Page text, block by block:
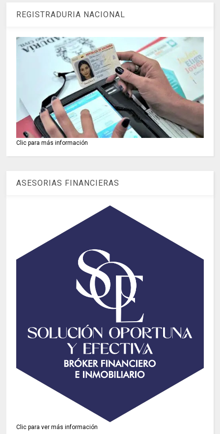
REGISTRADURIA NACIONAL
Clic para más información
ASESORIAS FINANCIERAS
Clic para ver más información